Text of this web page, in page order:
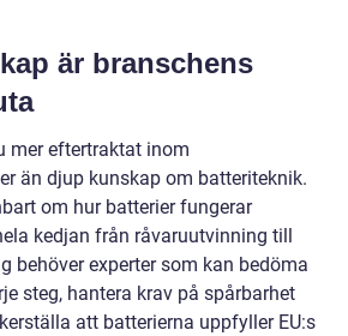
är branschens
mer eftertraktat inom
än djup kunskap om batteriteknik.
om hur batterier fungerar
kedjan från råvaruutvinning till
behöver experter som kan bedöma
steg, hantera krav på spårbarhet
att batterierna uppfyller EU:s